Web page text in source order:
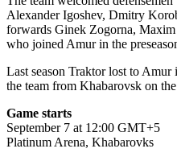
Alexander Igoshev, Dmitry
forwards Ginek Zogorna,
who joined Amur in the
Last season Traktor lost to Amur
the team from Khabarovsk on
Game starts
September 7 at 12:00 GMT+5
Platinum Arena, Khabarovks